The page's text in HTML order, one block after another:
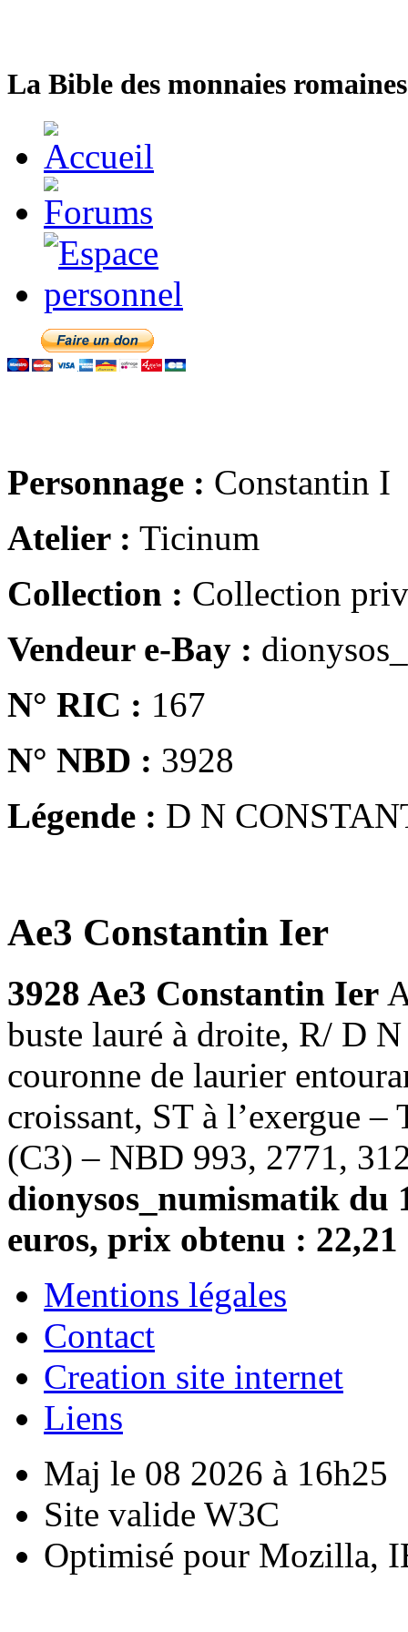
La Bible des monnaies
Personnage : Constantin I
Atelier : Ticinum
Collection : Collection
Vendeur e-Bay :
N° RIC : 167
N° NBD : 3928
Légende : D N
Ae3 Constantin Ier
3928 Ae3 Constantin Ier
buste lauré à droite, R/ D
couronne de laurier
croissant, ST à l’exergue
(C3) – NBD 993, 2771,
dionysos_numismatik du
euros, prix obtenu : 22,21
Mentions légales
Contact
Creation site internet
Liens
Maj le 08 2026 à 16h25
Site valide W3C
Optimisé pour Mozilla,